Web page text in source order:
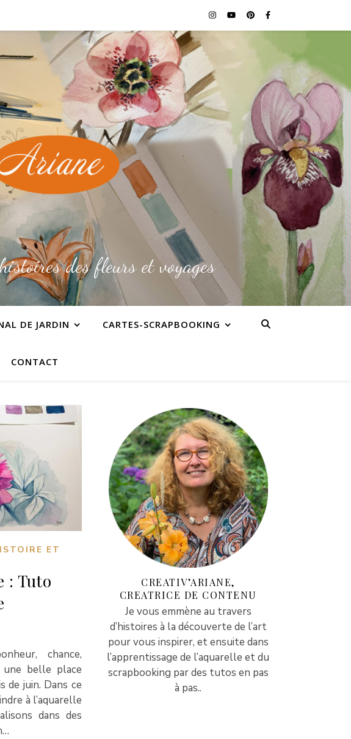
des fleurs et voyages
DE JARDIN CARTES-SCRAPBOOKING
CONTACT
ET
: Tuto
chance,
belle place
de juin. Dans ce
à l’aquarelle
dans des
CREATIV’ARIANE,
CREATRICE DE CONTENU
Je vous emmène au travers
d’histoires à la découverte de l’art
pour vous inspirer, et ensuite dans
l’apprentissage de l’aquarelle et du
scrapbooking par des tutos en pas
à pas..